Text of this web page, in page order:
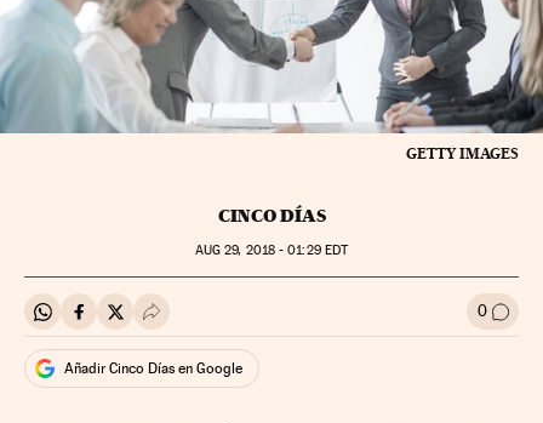
GETTY IMAGES
CINCO DÍAS
AUG 29, 2018 - 01:29EDT
Compartir en Whatsapp
Compartir en Facebook
Compartir en Twitter
Desplegar Redes Sociales 0 Ir a
Añadir Cinco Días en Google